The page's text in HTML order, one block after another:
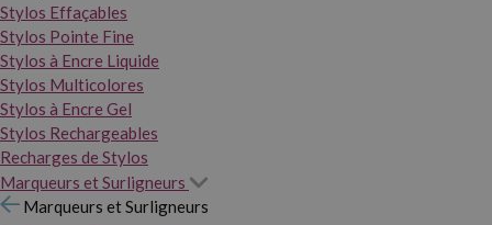
Stylos Effaçables
Stylos Pointe Fine
Stylos à Encre Liquide
Stylos Multicolores
Stylos à Encre Gel
Stylos Rechargeables
Recharges de Stylos
Marqueurs et Surligneurs
Marqueurs et Surligneurs